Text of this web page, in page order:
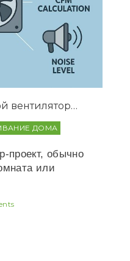
вентилятор…
ДОМА
проект, обычно
или